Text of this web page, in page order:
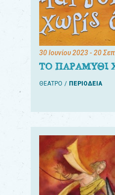
30 Ιουνίου 2023- 20
ΤΟ ΠΑΡΑΜΥΘΙ
ΘΕΑΤΡΟ ΠΕΡΙΟΔΕΙΑ